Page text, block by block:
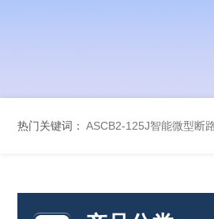
热门关键词： ASCB2-125J智能微型断